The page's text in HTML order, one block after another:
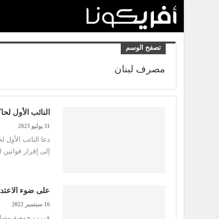
تصفح الوسم
مصرف لبنان
النائب الأول
31 يوليو 2023
دعا النائب
إلى إقرار
على ضوء
16 سبتمبر 2022